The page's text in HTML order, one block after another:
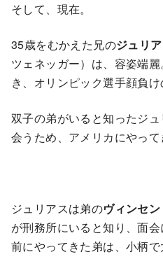
そして、現在。
35歳をむかえた兄のジュリ
ツェネッガー）は、容姿端
き、オリンピック選手顔負け
双子の弟がいると知ったジ
会うため、アメリカにやって
ジュリアスは弟のヴィンセン
が刑務所にいると知り、面
前にやってきた弟は、小柄で